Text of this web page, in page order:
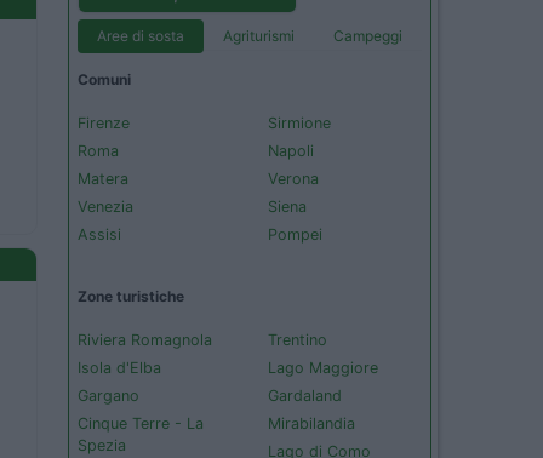
Aree di sosta Agriturismi Campeggi
Comuni
Firenze
Roma
Matera
Venezia
Assisi
Sirmione
Napoli
Verona
Siena
Pompei
Zone turistiche
Riviera Romagnola
Isola d'Elba
Gargano
Cinque Terre - La
Spezia
Trentino
Lago Maggiore
Gardaland
Mirabilandia
Lago di Como